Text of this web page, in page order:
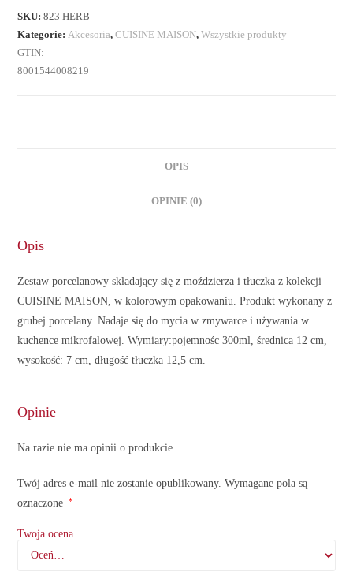
porcelany
SKU:823 HERB
Kategorie:Akcesoria,CUISINE MAISON,Wszystkie produkty
GTIN:
8001544008219
OPIS
OPINIE (0)
Opis
Zestaw porcelanowy składający się z moździerza i tłuczka z kolekcji
CUISINE MAISON, w kolorowym opakowaniu. Produkt wykonany z
grubej porcelany. Nadaje się do mycia w zmywarce i używania w
kuchence mikrofalowej. Wymiary:pojemnośc 300ml, średnica 12 cm,
wysokość: 7 cm, długość tłuczka 12,5 cm.
Opinie
Na razie nie ma opinii o produkcie.
Twój adres e-mail nie zostanie opublikowany. Wymagane pola są
oznaczone
*
Twoja ocena